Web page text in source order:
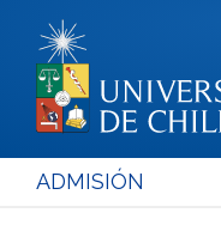
ADMISIÓN